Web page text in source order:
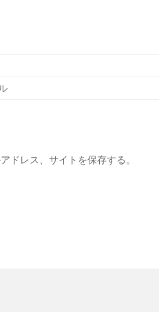
ドレス、サイトを保存する。